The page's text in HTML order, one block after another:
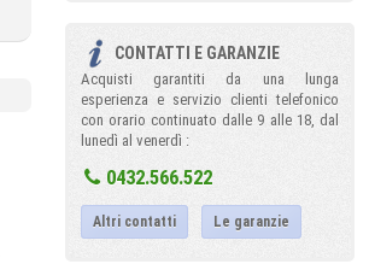
CONTATTI E GARANZIE
Acquisti garantiti da una lunga
esperienza e servizio clienti telefonico
con orario continuato dalle 9 alle 18, dal
lunedì al venerdì :
0432.566.522
Altri contatti Le garanzie